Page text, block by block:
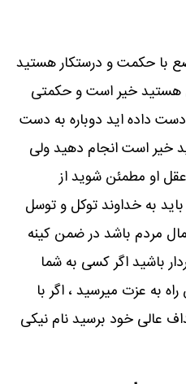
با حکمت و درستکار هستید
هستید خیر است و حکمتی
داده اید دوباره به دست
خیر است انجام دهید ولی
عقل او مطمئن شوید از
به خداوند توکل و توسل
مردم باشد در ضمن کینه
باشید اگر کسی به شما
به عزت میرسید ، اگر با
عالی خود برسید نام نیکی